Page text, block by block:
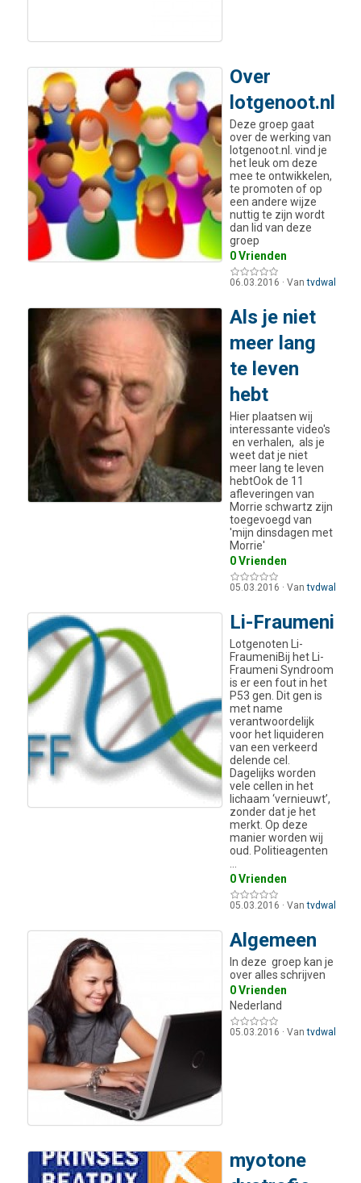
Over
lotgenoot.nl
Deze groep gaat
over de werking van
lotgenoot.nl. vind je
het leuk om deze
mee te ontwikkelen,
te promoten of op
een andere wijze
nuttig te zijn wordt
dan lid van deze
groep
0 Vrienden
06.03.2016 · Vantvdwal
Als je niet
meer lang
te leven
hebt
Hier plaatsen wij
interessante video's
en verhalen, als je
weet dat je niet
meer lang te leven
hebtOok de 11
afleveringen van
Morrie schwartz zijn
toegevoegd van
'mijn dinsdagen met
Morrie'
0 Vrienden
05.03.2016 · Vantvdwal
Li-Fraumeni
Lotgenoten Li-
FraumeniBij het Li-
Fraumeni Syndroom
is er een fout in het
P53 gen. Dit gen is
met name
verantwoordelijk
voor het liquideren
van een verkeerd
delende cel.
Dagelijks worden
vele cellen in het
lichaam ‘vernieuwt’,
zonder dat je het
merkt. Op deze
manier worden wij
oud. Politieagenten
0 Vrienden
05.03.2016 · Vantvdwal
Algemeen
In deze groep kan je
over alles schrijven
0 Vrienden
Nederland
05.03.2016 · Vantvdwal
myotone